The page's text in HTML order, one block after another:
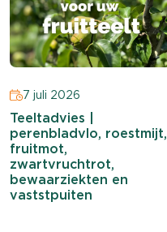
7 juli 2026
Teeltadvies |
perenbladvlo, roestmijt,
fruitmot,
zwartvruchtrot,
bewaarziekten en
vaststpuiten